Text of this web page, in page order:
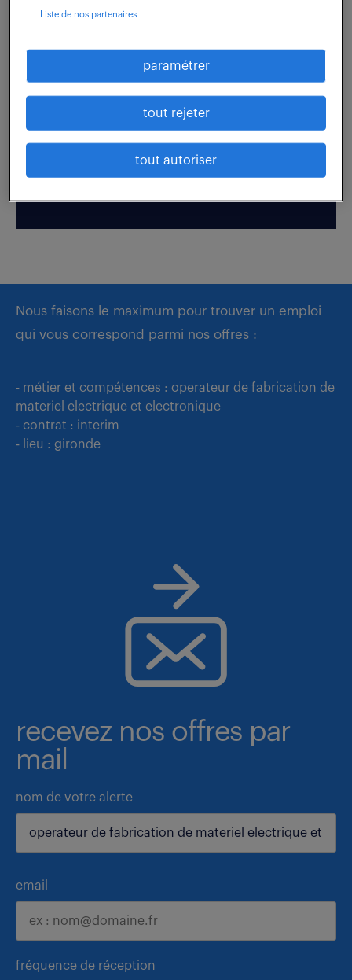
votre CV !
Boostez votre visibilité auprès de nos recruteurs
déposer mon CV
Nous faisons le maximum pour trouver un emploi
qui vous correspond parmi nos offres :
- métier et compétences : operateur de fabrication de
materiel electrique et electronique
- contrat : interim
- lieu : gironde
recevez nos offres par
mail
nom de votre alerte
email
fréquence de réception
Liste de nos partenaires
paramétrer
tout rejeter
tout autoriser